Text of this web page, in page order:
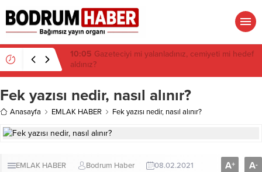
06:15 Danıştay iptal etmişti: Ortakent’te 650 bin
metrekare için yeni imar kararı
Fek yazısı nedir, nasıl alınır?
Anasayfa EMLAK HABER Fek yazısı nedir, nasıl alınır?
EMLAK HABER Bodrum Haber 08.02.2021 A+ A-